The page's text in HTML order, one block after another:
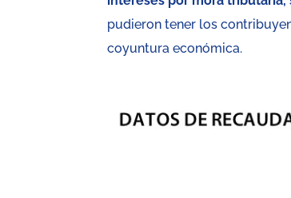
pudieron tener los
coyuntura económica.